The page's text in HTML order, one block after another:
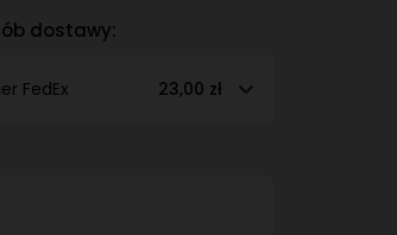
dostawy:
FedEx 23,00 zł